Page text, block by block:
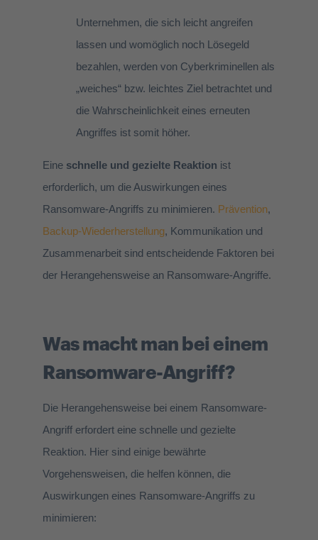
Unternehmen, die sich leicht angreifen
lassen und womöglich noch Lösegeld
bezahlen, werden von Cyberkriminellen als
„weiches“ bzw. leichtes Ziel betrachtet und
die Wahrscheinlichkeit eines erneuten
Angriffes ist somit höher.
Eine schnelle und gezielte Reaktion ist
erforderlich, um die Auswirkungen eines
Ransomware-Angriffs zu minimieren. Prävention,
Backup-Wiederherstellung, Kommunikation und
Zusammenarbeit sind entscheidende Faktoren bei
der Herangehensweise an Ransomware-Angriffe.
Was macht man bei einem
Ransomware-Angriff?
Die Herangehensweise bei einem Ransomware-
Angriff erfordert eine schnelle und gezielte
Reaktion. Hier sind einige bewährte
Vorgehensweisen, die helfen können, die
Auswirkungen eines Ransomware-Angriffs zu
minimieren: